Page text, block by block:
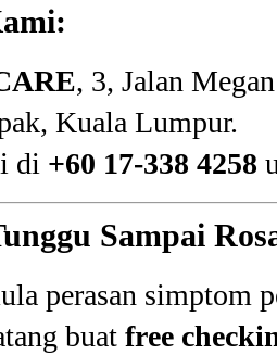
, 3, Jalan
Kuala Lumpur.
di +60 17-338 4258
Sampai
perasan simptom
buat free